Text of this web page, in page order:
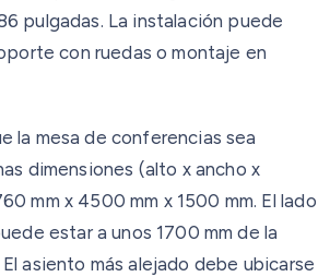
pulgadas. La instalación puede
con ruedas o montaje en
la mesa de conferencias sea
dimensiones (alto x ancho x
mm x 4500 mm x 1500 mm. El lado
estar a unos 1700 mm de la
asiento más alejado debe ubicarse